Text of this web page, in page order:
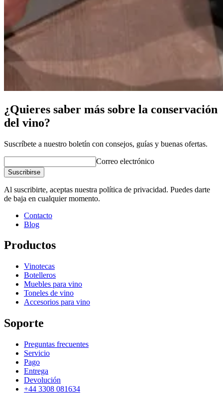
¿Quieres saber más sobre la conservación
del vino?
Suscríbete a nuestro boletín con consejos, guías y buenas ofertas.
Correo electrónico
Suscribirse
Al suscribirte, aceptas nuestra política de privacidad. Puedes darte
de baja en cualquier momento.
Contacto
Blog
Productos
Vinotecas
Botelleros
Muebles para vino
Toneles de vino
Accesorios para vino
Soporte
Preguntas frecuentes
Servicio
Pago
Entrega
Devolución
+44 3308 081634